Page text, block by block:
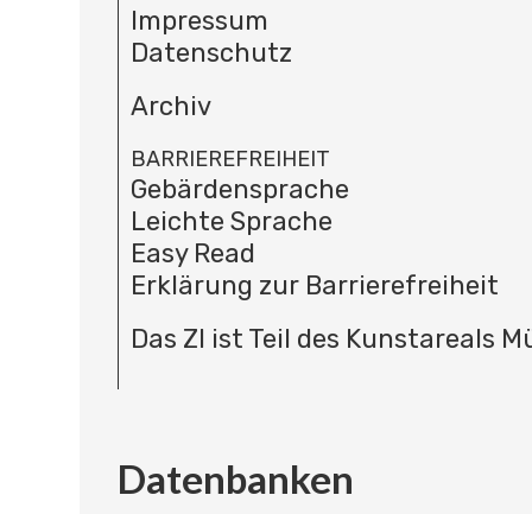
Impressum
Datenschutz
Archiv
BARRIEREFREIHEIT
Gebärdensprache
Leichte Sprache
Easy Read
Erklärung zur Barrierefreiheit
Das ZI ist Teil des Kunstareals
Datenbanken